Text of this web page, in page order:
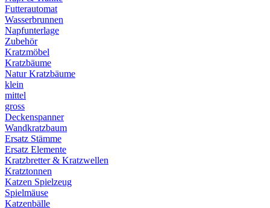
Futterautomat
Wasserbrunnen
Napfunterlage
Zubehör
Kratzmöbel
Kratzbäume
Natur Kratzbäume
klein
mittel
gross
Deckenspanner
Wandkratzbaum
Ersatz Stämme
Ersatz Elemente
Kratzbretter & Kratzwellen
Kratztonnen
Katzen Spielzeug
Spielmäuse
Katzenbälle